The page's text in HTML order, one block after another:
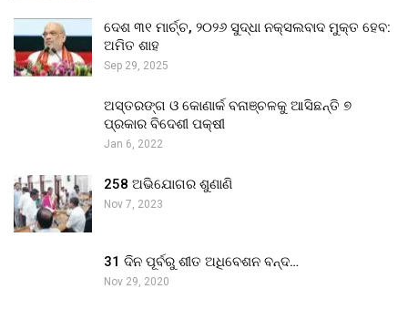
ଦେଶ ୩୧ ମାର୍ଚ୍ଚ, ୨୦୨୬ ସୁଦ୍ଧା ନକ୍ସଲବାଦ ମୁକ୍ତ ହେବ:
ଅମିତ ଶାହ
Sep 29, 2025
ଅସ୍ତରଙ୍ଗ ଓ କୋଣାର୍କ ବନାଞ୍ଚଳକୁ ଆସିଛନ୍ତି ୭
ପ୍ରକାର ବିଦେଶୀ ପକ୍ଷୀ
Jan 6, 2022
258 ଅଭିଯୋଗର ଶୁଣାଣି
Nov 7, 2023
31 ଦିନ ପୂର୍ବରୁ ଶୀତ ଅଧିବେଶନ ବନ୍ଦ…
Nov 29, 2020